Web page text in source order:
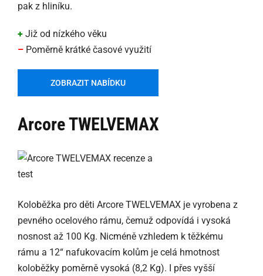
pak z hliníku.
+ Již od nízkého věku
– Poměrně krátké časové využití
ZOBRAZIT NABÍDKU
Arcore TWELVEMAX
Koloběžka pro děti Arcore TWELVEMAX je vyrobena z
pevného ocelového rámu, čemuž odpovídá i vysoká
nosnost až 100 Kg. Nicméně vzhledem k těžkému
rámu a 12“ nafukovacím kolům je celá hmotnost
koloběžky poměrně vysoká (8,2 Kg). I přes vyšší